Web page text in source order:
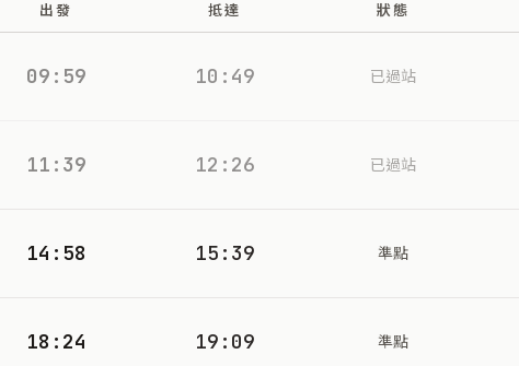
出發 抵達 狀態
09:59 10:49 已過站
11:39 12:26 已過站
14:58 15:39 準點
18:24 19:09 準點